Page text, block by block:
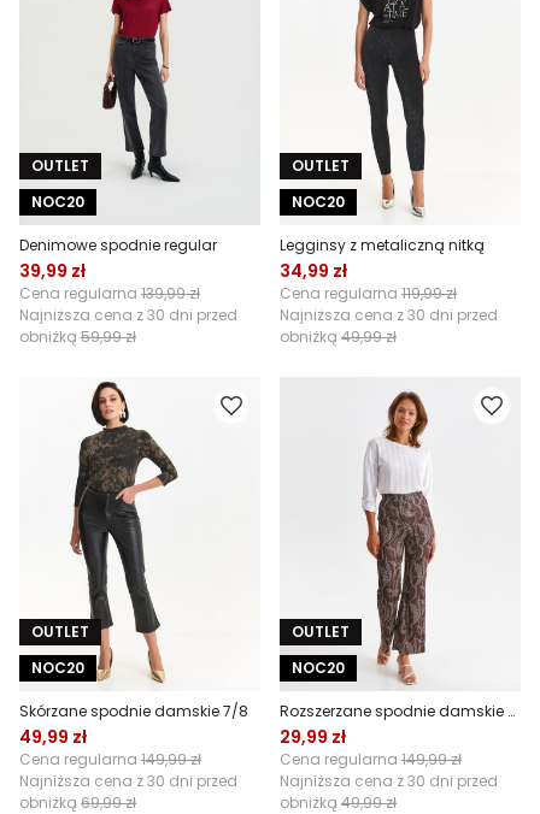
OUTLET
NOC20
Denimowe spodnie regular
39,99 zł
Cena regularna 139,99 zł
Najniższa cena z 30 dni przed
obniżką 59,99 zł
OUTLET
NOC20
Legginsy z metaliczną nitką
34,99 zł
Cena regularna 119,99 zł
Najniższa cena z 30 dni przed
obniżką 49,99 zł
OUTLET
NOC20
Skórzane spodnie damskie 7/8
49,99 zł
Cena regularna 149,99 zł
Najniższa cena z 30 dni przed
obniżką 69,99 zł
OUTLET
NOC20
Rozszerzane spodnie damskie z wysokim stanem
29,99 zł
Cena regularna 149,99 zł
Najniższa cena z 30 dni przed
obniżką 49,99 zł